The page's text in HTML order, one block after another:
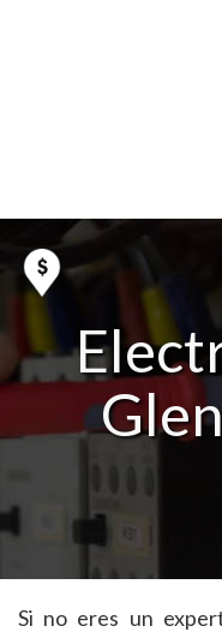
Si no eres un